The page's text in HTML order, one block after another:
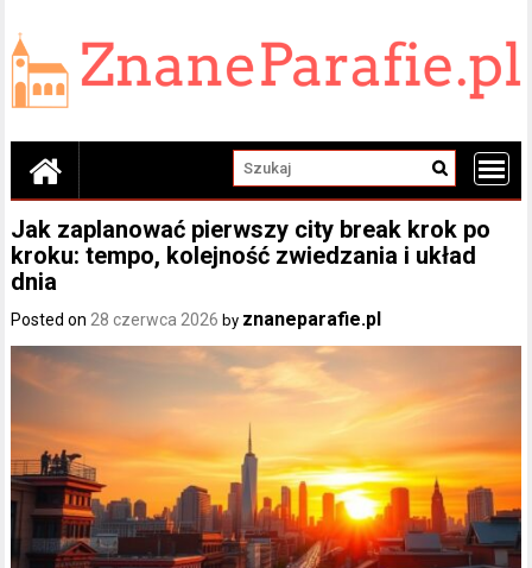
content
Jak zaplanować pierwszy city break krok po
kroku: tempo, kolejność zwiedzania i układ
dnia
Posted on 28 czerwca 2026 by znaneparafie.pl